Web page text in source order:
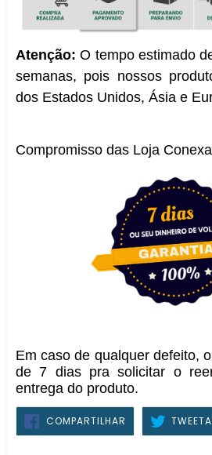
Atenção: O tempo estimado
semanas, pois nossos
dos Estados Unidos, Ásia e
Compromisso das Loja
Em caso de qualquer defeito,
de 7 dias pra solicitar o
entrega do produto.
COMPARTILHAR COMPARTILHAR
FACEBOOK